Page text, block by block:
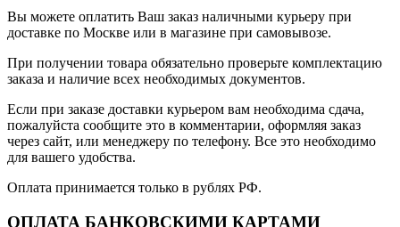
Вы можете оплатить Ваш заказ наличными курьеру при
доставке по Москве или в магазине при самовывозе.
При получении товара обязательно проверьте комплектацию
заказа и наличие всех необходимых документов.
Если при заказе доставки курьером вам необходима сдача,
пожалуйста сообщите это в комментарии, оформляя заказ
через сайт, или менеджеру по телефону. Все это необходимо
для вашего удобства.
Оплата принимается только в рублях РФ.
ОПЛАТА БАНКОВСКИМИ КАРТАМИ